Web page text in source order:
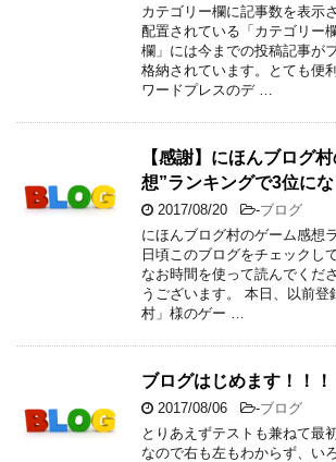
カテゴリー欄に記事数を表示
配置されている「カテゴリー
欄」には今までの投稿記事が
格納されています。とても便
ワードプレスのデ …
【感謝】にほんブログ
想”ランキングで3位に
2017/08/20 -ブログ
にほんブログ村のゲーム感想
日頃このブログをチェックし
なお時間を使って読んでくだ
うございます。 本日、以前登
村」様のゲー …
ブログはじめます！！！
2017/08/06 -ブログ
とりあえずテストも兼ねて最
なので右も左もわからず、い